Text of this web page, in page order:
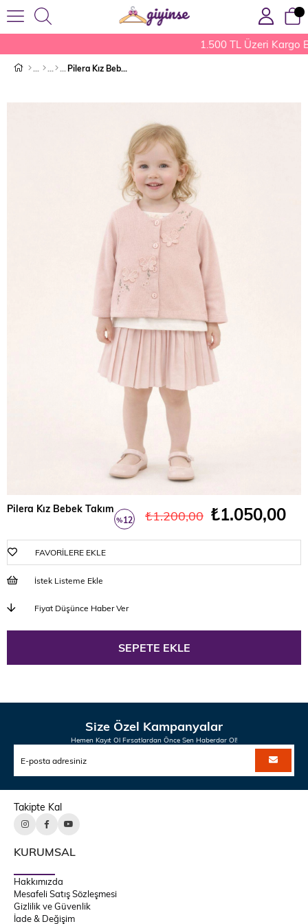
1.500 TL Üzeri Kargo
Pilera Kız Bebek Takım
Pilera Kız Bebek Takım
%12
İndirim
₺1.200,00 ₺1.050,00
FAVORILERE EKLE
İstek Listeme Ekle
Fiyat Düşünce Haber Ver
Size Özel Kampanyalar
Hemen Kayıt Ol Fırsatlardan Önce Sen Haberdar Ol!
Takipte Kal
KURUMSAL
Hakkımızda
Mesafeli Satış Sözleşmesi
Gizlilik ve Güvenlik
İade & Değişim